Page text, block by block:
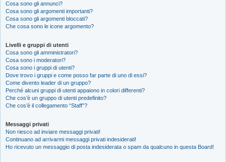
Cosa sono gli annunci?
Cosa sono gli argomenti importanti?
Cosa sono gli argomenti bloccati?
Che cosa sono le icone argomento?
Livelli e gruppi di utenti
Cosa sono gli amministratori?
Cosa sono i moderatori?
Cosa sono i gruppi di utenti?
Dove trovo i gruppi e come posso far parte di uno di essi?
Come divento leader di un gruppo?
Perché alcuni gruppi di utenti appaiono in colori differenti?
Che cos’è un gruppo di utenti predefinito?
Che cos’è il collegamento “Staff”?
Messaggi privati
Non riesco ad inviare messaggi privati!
Continuano ad arrivarmi messaggi privati indesiderati!
Ho ricevuto un messaggio di posta indesiderata o spam da qualcuno in questa Board!